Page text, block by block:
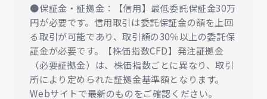
●保証金・証拠金：【信用】最低委託保証金30万
円が必要です。信用取引は委託保証金の額を上回
る取引が可能であり、取引額の30％以上の委託保
証金が必要です。【株価指数CFD】発注証拠金
（必要証拠金）は、株価指数ごとに異なり、取引
所により定められた証拠金基準額となります。
Webサイトで最新のものをご確認ください。